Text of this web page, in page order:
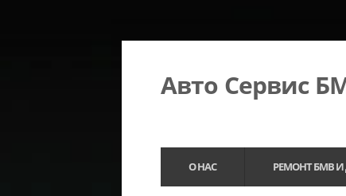
Авто Сервис
О НАС РЕМОНТ БМВ